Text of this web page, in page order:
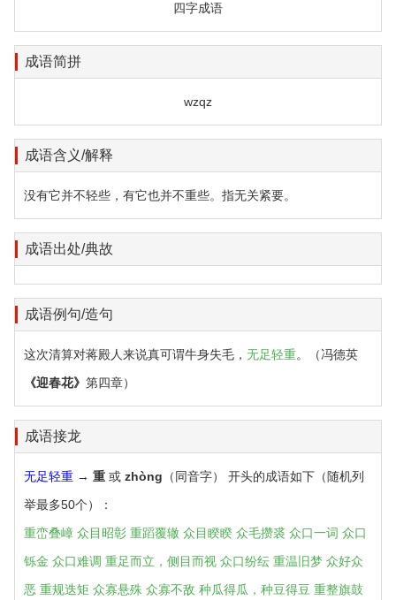
四字成语
成语简拼
wzqz
成语含义/解释
没有它并不轻些，有它也并不重些。指无关紧要。
成语出处/典故
成语例句/造句
这次清算对蒋殿人来说真可谓牛身失毛， 无足轻重。（冯德英
《迎春花》 第四章）
成语接龙
无足轻重 → 重 或 zhòng （同音字） 开头的成语如下（随机列
举最多50个）：
重峦叠嶂 众目昭彰 重蹈覆辙 众目睽睽 众毛攒裘 众口一词 众口
铄金 众口难调 重足而立，侧目而视 众口纷纭 重温旧梦 众好众
恶 重规迭矩 众寡悬殊 众寡不敌 种瓜得瓜，种豆得豆 重整旗鼓